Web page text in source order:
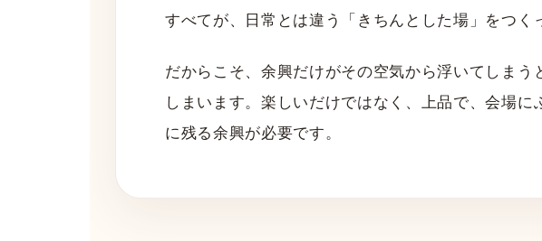
すべてが、日常とは違う「きちんとした場」をつく
だからこそ、余興だけがその空気から浮いてしまう
しまいます。楽しいだけではなく、上品で、会場に
に残る余興が必要です。